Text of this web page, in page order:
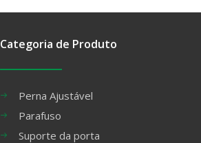
Categoria de Produto
Perna Ajustável
Parafuso
Suporte da porta